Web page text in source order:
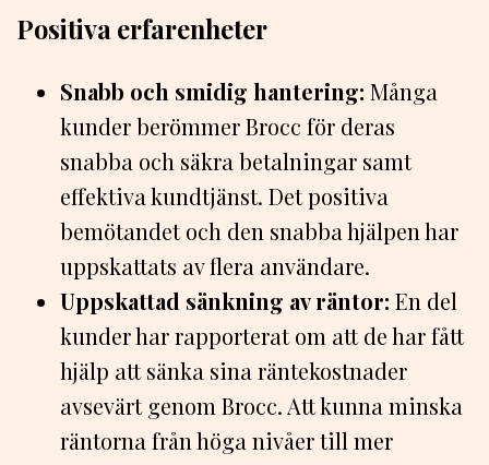
Positiva erfarenheter
Snabb och smidig hantering: Många
kunder berömmer Brocc för deras
snabba och säkra betalningar samt
effektiva kundtjänst. Det positiva
bemötandet och den snabba hjälpen har
uppskattats av flera användare.
Uppskattad sänkning av räntor: En del
kunder har rapporterat om att de har fått
hjälp att sänka sina räntekostnader
avsevärt genom Brocc. Att kunna minska
räntorna från höga nivåer till mer